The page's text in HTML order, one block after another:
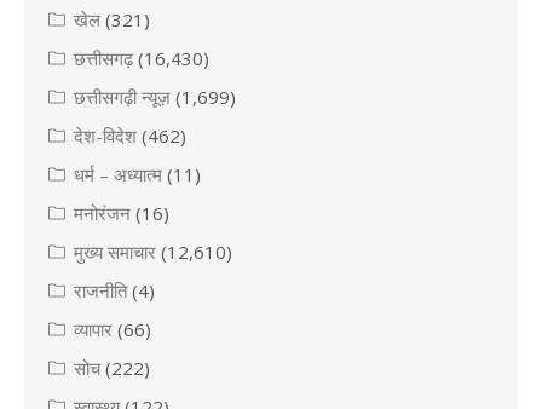
खेल (321)
छत्तीसगढ़(16,430)
छत्तीसगढ़ी न्यूज़ (1,699)
देश-विदेश (462)
धर्म – अध्यात्म (11)
मनोरंजन (16)
मुख्य समाचार (12,610)
राजनीति(4)
व्यापार (66)
सोच(222)